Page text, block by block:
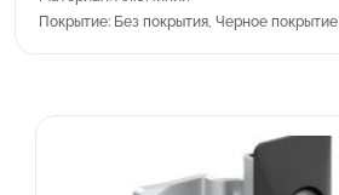
Покрытие: Без покрытия, Черное покрытие